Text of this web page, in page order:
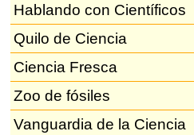
Hablando con Científicos
Quilo de Ciencia
Ciencia Fresca
Zoo de fósiles
Vanguardia de la Ciencia